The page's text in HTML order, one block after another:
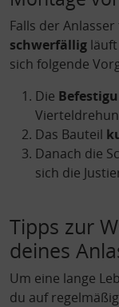
Falls der
schwerfällig
sich folgende
Die
Das Bauteil
Danach die
sich die
Tipps zur
deines
Um eine lange
du auf